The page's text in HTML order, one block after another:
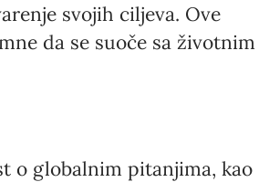
svojih ciljeva. Ove
da se suoče sa životnim
o globalnim pitanjima, kao